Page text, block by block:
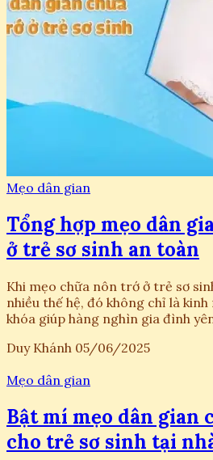
Mẹo dân gian
Tổng hợp mẹo dân
ở trẻ sơ sinh an toàn
Khi mẹo chữa nôn trớ ở trẻ sơ
nhiều thế hệ, đó không chỉ là
khóa giúp hàng nghìn gia đình
Duy Khánh 05/06/2025
Mẹo dân gian
Bật mí mẹo dân gian
cho trẻ sơ sinh tại